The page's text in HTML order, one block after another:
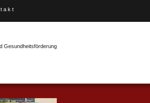
Gesundheitsförderung